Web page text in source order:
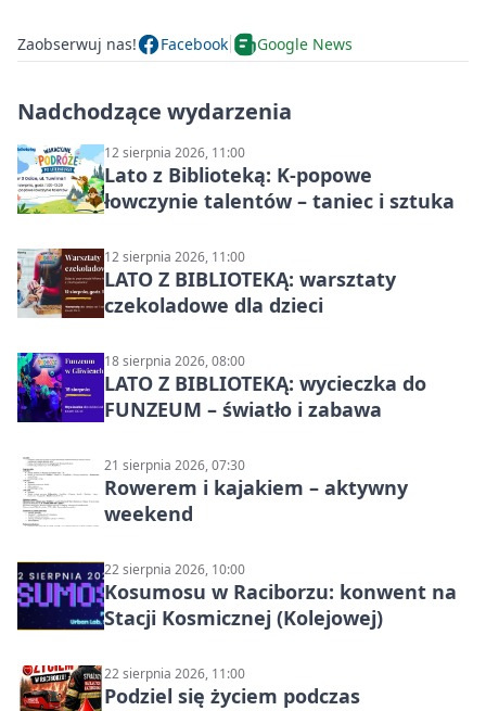
Zaobserwuj nas! Facebook Google News
Nadchodzące wydarzenia
12 sierpnia 2026, 11:00
Lato z Biblioteką: K-popowe
łowczynie talentów – taniec i sztuka
12 sierpnia 2026, 11:00
LATO Z BIBLIOTEKĄ: warsztaty
czekoladowe dla dzieci
18 sierpnia 2026, 08:00
LATO Z BIBLIOTEKĄ: wycieczka do
FUNZEUM – światło i zabawa
21 sierpnia 2026, 07:30
Rowerem i kajakiem – aktywny
weekend
22 sierpnia 2026, 10:00
Kosumosu w Raciborzu: konwent na
Stacji Kosmicznej (Kolejowej)
22 sierpnia 2026, 11:00
Podziel się życiem podczas